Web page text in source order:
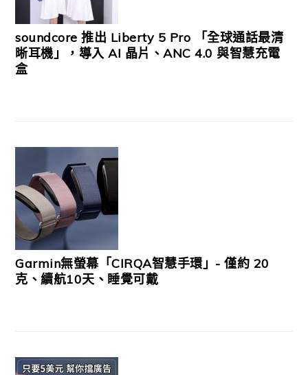
soundcore 推出 Liberty 5 Pro 「全球通話最清
晰耳機」，導入 AI 晶片、ANC 4.0 與智慧充電
盒
Garmin無螢幕「CIRQA智慧手環」- 僅約 20
克、續航10天、睡覺可戴